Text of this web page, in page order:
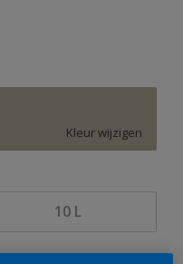
Kleur wijzigen
10 L